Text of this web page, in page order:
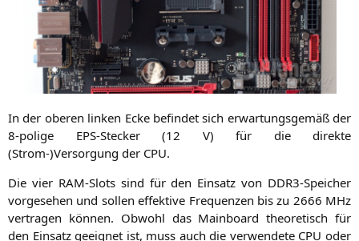
In der obe­ren lin­ken Ecke befin­det sich erwar­tungs­ge­mäß der
8‑polige EPS-Ste­cker (12 V) für die direk­te
(Strom-)Versorgung der CPU.
Die vier RAM-Slots sind für den Ein­satz von DDR3-Spei­cher
vor­ge­se­hen und sol­len effek­ti­ve Fre­quen­zen bis zu 2666 MHz
ver­tra­gen kön­nen. Obwohl das Main­board theo­re­tisch für
den Ein­satz geeig­net ist, muss auch die ver­wen­de­te CPU oder